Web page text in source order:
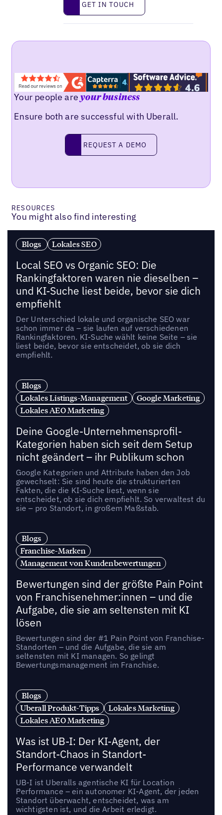
GET IN TOUCH
Your people areyour business
Ensure both are successful with Uberall.
Request a demo
REQUEST A DEMO
RESOURCES
You might also find interesting
Blogs Lokales SEO
Local SEO vs Organic SEO: Die
Rankingfaktoren waren nie dieselben –
und KI-Suche liest beide, bevor sie dich
empfiehlt
Der Unterschied lokale und organische SEO war
schon immer da – sie laufen auf verschiedenen
Rankingfaktoren. KI-Suche wählt keine Seite – sie
liest beide, bevor sie entscheidet, ob sie dich
empfiehlt.
Blogs
Lokales Listings-Management
Google Marketing
Lokales AEO Marketing
Deine Google-Unternehmensprofil-
Kategorien haben sich seit dem Setup
nicht geändert – ihr Publikum schon
Google Kategorien und Attribute haben den Job
gewechselt: Sie sind heute die strukturierten
Fakten, die die KI-Suche liest, wenn sie
entscheidet, ob sie dich empfiehlt. So verwaltest du
sie – pro Standort, in großem Maßstab.
Blogs
Franchise-Marken
Management von Kundenbewertungen
Bewertungen sind der größte Pain Point
von Franchisenehmer:innen – und die
Aufgabe, die sie am seltensten mit KI
lösen
Bewertungen sind der #1 Pain Point von Franchise-
Standorten – und die Aufgabe, die sie am
seltensten mit KI managen. So gelingt
Bewertungsmanagement im Franchise.
Blogs
Uberall Produkt-Tipps
Lokales Marketing
Lokales AEO Marketing
Was ist UB-I: Der KI-Agent, der
Standort-Chaos in Standort-
Performance verwandelt
UB-I ist Uberalls agentische KI für Location
Performance – ein autonomer KI-Agent, der jeden
Standort überwacht, entscheidet, was am
wichtigsten ist, und die Arbeit erledigt.